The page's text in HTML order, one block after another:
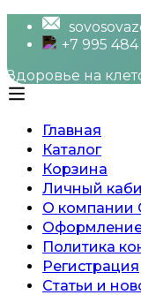
+7 995 484
Здоровье на
Главная
Каталог
Корзина
Личный
О компании
Оформление
Политика
Регистрация
Статьи и